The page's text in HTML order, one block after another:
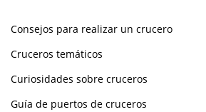
Consejos para realizar un crucero
Cruceros temáticos
Curiosidades sobre cruceros
Guía de puertos de cruceros